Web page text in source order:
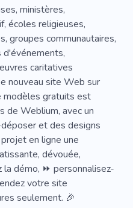
Centres De Crise
Maison Perdue
Abus
Domestique
Chagrin
Impact
Secrète
Batterie
Sang
ministères,
écoles religieuses,
groupes communautaires,
d'événements,
caritatives
nouveau site Web sur
modèles gratuits est
de Weblium, avec un
et des designs
en ligne une
dévouée,
démo, ⏩ personnalisez-
votre site
seulement. 🎉